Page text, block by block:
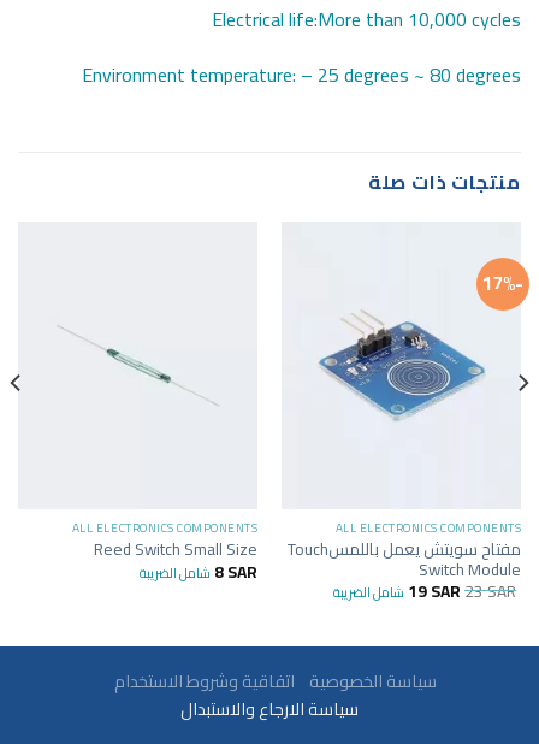
Electrical life:More than 10,000 cycles
Environment temperature: – 25 degrees ~ 80 degrees
منتجات ذات صلة
-17%
ALL ELECTRONICS COMPONENTS
مفتاح سويتش يعمل باللمسTouch
Switch Module
23SAR
19SAR شامل الضريبة
ALL ELECTRONICS COMPONENTS
Reed Switch Small Size
8SAR شامل الضريبة
سياسة الخصوصية اتفاقية وشروط الاستخدام
سياسة الارجاع والاستبدال